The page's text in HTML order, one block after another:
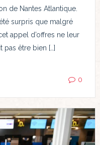
de Nantes Atlantique.
surpris que malgré
appel d’offres ne leur
pas être bien […]
0